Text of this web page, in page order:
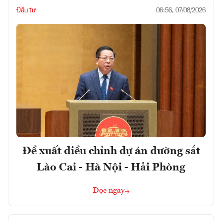
Đầu tư 06:56, 07/08/2026
Đề xuất điều chỉnh dự án đường sắt
Lào Cai - Hà Nội - Hải Phòng
Đọc ngay